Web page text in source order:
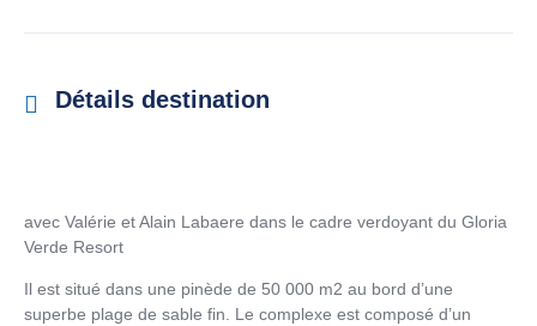
Détails destination
avec Valérie et Alain Labaere dans le cadre verdoyant du Gloria
Verde Resort
Il est situé dans une pinède de 50 000 m2 au bord d’une
superbe plage de sable fin. Le complexe est composé d’un